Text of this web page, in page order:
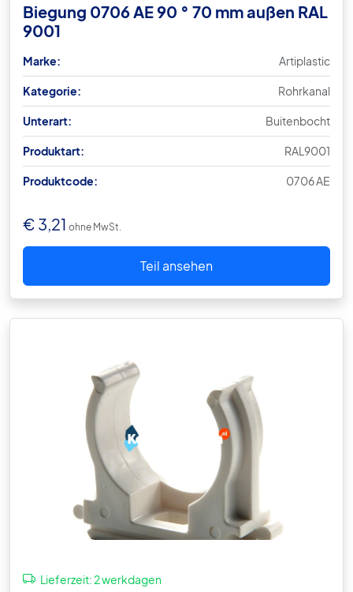
Biegung 0706 AE 90 ° 70 mm außen RAL
9001
Marke: Artiplastic
Kategorie: Rohrkanal
Unterart: Buitenbocht
Produktart: RAL9001
Produktcode: 0706 AE
€ 3,21 ohne MwSt.
Teil ansehen
Lieferzeit:2 werkdagen